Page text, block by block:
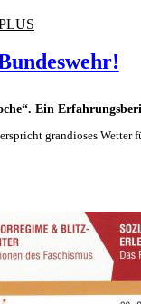
Ein
grandioses